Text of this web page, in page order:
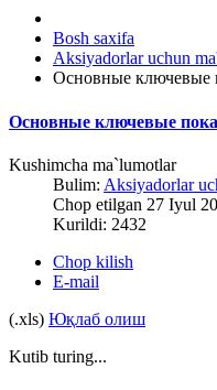
Bosh saxifa
Aksiyadorlar uchun
Основные ключевые
Основные ключевые
Kushimcha ma`lumotlar
Bulim: Aksiyadorlar
Chop etilgan 27 Iyul
Kurildi: 2432
Chop kilish
E-mail
(.xls) Юқлаб олиш
Kutib turing...